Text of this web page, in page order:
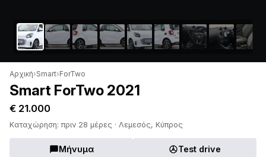
Αρχική›Smart›ForTwo
Smart ForTwo 2021
€ 21.000
Καταχώρηση: πριν 28 μέρες · Λεμεσός, Κύπρος
Μήνυμα Test drive